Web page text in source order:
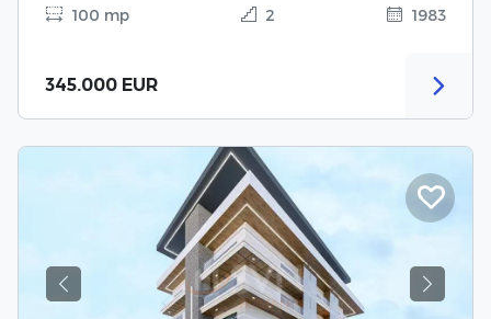
100 mp 2 1983
345.000 EUR
Previous Next